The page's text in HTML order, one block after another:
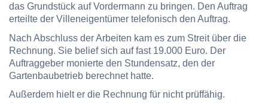
das Grundstück auf Vordermann zu bringen. Den Auftrag
erteilte der Villeneigentümer telefonisch den Auftrag.
Nach Abschluss der Arbeiten kam es zum Streit über die
Rechnung. Sie belief sich auf fast 19.000 Euro. Der
Auftraggeber monierte den Stundensatz, den der
Gartenbaubetrieb berechnet hatte.
Außerdem hielt er die Rechnung für nicht prüffähig.